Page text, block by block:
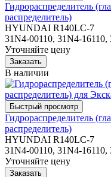
Гидрораспределитель
распределитель)
HYUNDAI R140LC-7
31N4-00110, 31N4-
Уточняйте цену
В наличии
Гидрораспределитель
распределитель)
HYUNDAI R140LC-7
31N4-00110, 31N4-
Уточняйте цену